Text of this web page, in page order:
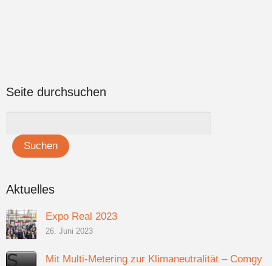
Seite durchsuchen
Aktuelles
Expo Real 2023
26. Juni 2023
Mit Multi-Metering zur Klimaneutralität – Comgy